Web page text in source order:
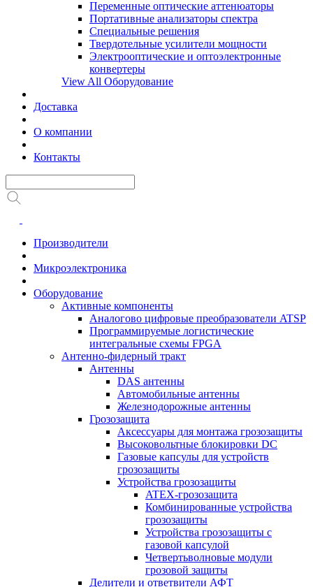
Переменные оптические аттенюаторы
Портативные анализаторы спектра
Специальные решения
Твердотельные усилители мощности
Электрооптические и оптоэлектронные
конвертеры
View All Оборудование
Доставка
О компании
Контакты
Производители
Микроэлектроника
Оборудование
Активные компоненты
Аналогово цифровые преобразователи ATSP
Программируемые логистические
интегральные схемы FPGA
Антенно-фидерный тракт
Антенны
DAS антенны
Автомобильные антенны
Железнодорожные антенны
Грозозащита
Аксессуары для монтажа грозозащиты
Высоковольтные блокировки DC
Газовые капсулы для устройств
грозозащиты
Устройства грозозащиты
ATEX-грозозащита
Комбинированные устройства
грозозащиты
Устройства грозозащиты с
газовой капсулой
Четвертьволновые модули
грозовой защиты
Делители и ответвители АФТ